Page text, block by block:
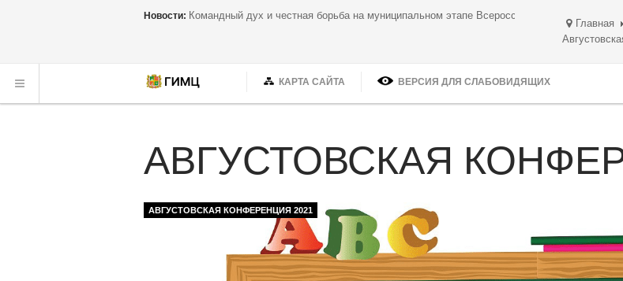
Новости: Семинар, который прошел на одном дыхании!
Главная
КАРТА САЙТА ВЕРСИЯ ДЛЯ СЛАБОВИДЯЩИХ
АВГУСТОВСКАЯ
АВГУСТОВСКАЯ КОНФЕРЕНЦИЯ 2021